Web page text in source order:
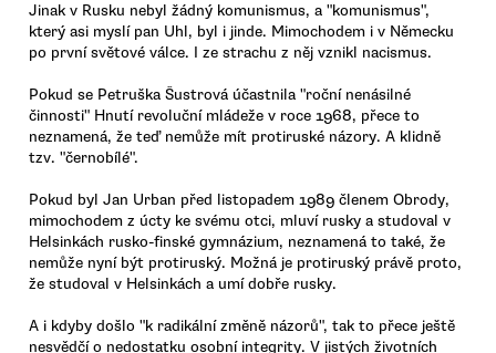
Jinak v Rusku nebyl žádný komunismus, a "komunismus",
který asi myslí pan Uhl, byl i jinde. Mimochodem i v Německu
po první světové válce. I ze strachu z něj vznikl nacismus.
Pokud se Petruška Šustrová účastnila "roční nenásilné
činnosti" Hnutí revoluční mládeže v roce 1968, přece to
neznamená, že teď nemůže mít protiruské názory. A klidně
tzv. "černobílé".
Pokud byl Jan Urban před listopadem 1989 členem Obrody,
mimochodem z úcty ke svému otci, mluví rusky a studoval v
Helsinkách rusko-finské gymnázium, neznamená to také, že
nemůže nyní být protiruský. Možná je protiruský právě proto,
že studoval v Helsinkách a umí dobře rusky.
A i kdyby došlo "k radikální změně názorů", tak to přece ještě
nesvědčí o nedostatku osobní integrity. V jistých životních